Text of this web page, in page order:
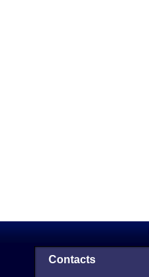
Contacts